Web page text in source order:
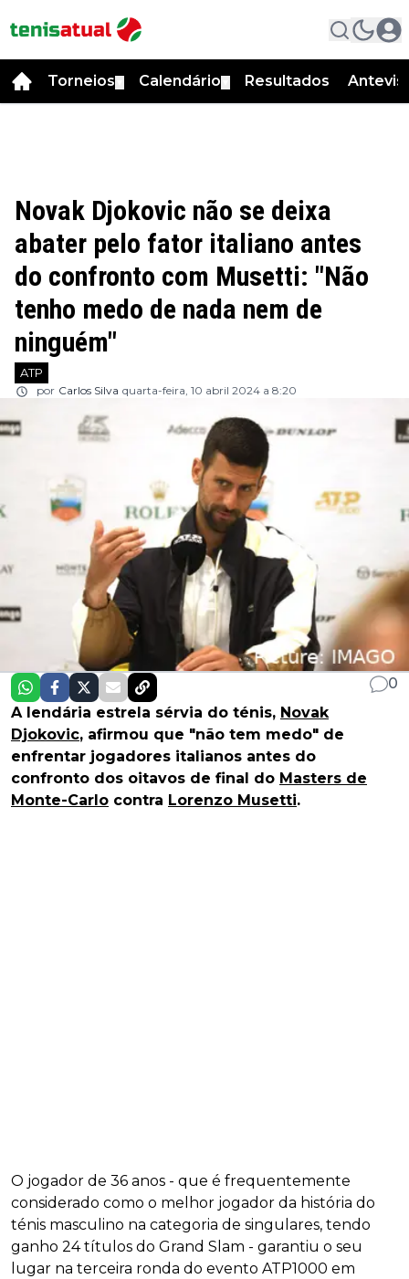
Torneios Calendário Resultados
Novak Djokovic não se deixa
abater pelo fator italiano antes
do confronto com Musetti: "Não
tenho medo de nada nem de
ninguém"
ATP
por Carlos Silva quarta-feira, 10 abril 2024 a 8:20
0
A lendária estrela sérvia do ténis, Novak
Djokovic, afirmou que "não tem medo" de
enfrentar jogadores italianos antes do
confronto dos oitavos de final do Masters de
Monte-Carlo contra Lorenzo Musetti.
O jogador de 36 anos - que é frequentemente
considerado como o melhor jogador da história do
ténis masculino na categoria de singulares, tendo
ganho 24 títulos do Grand Slam - garantiu o seu
lugar na terceira ronda do evento ATP1000 em